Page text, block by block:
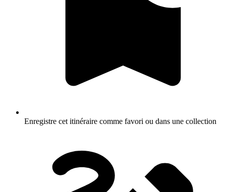
Enregistre cet itinéraire comme favori ou dans une collection